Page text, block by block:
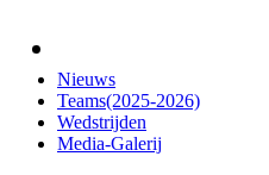
Nieuws
Teams(2025-2026)
Wedstrijden
Media-Galerij